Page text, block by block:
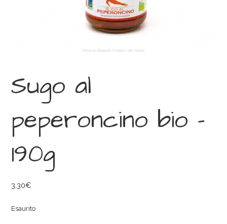
Sugo al
peperoncino bio –
190g
3,30€
Esaurito